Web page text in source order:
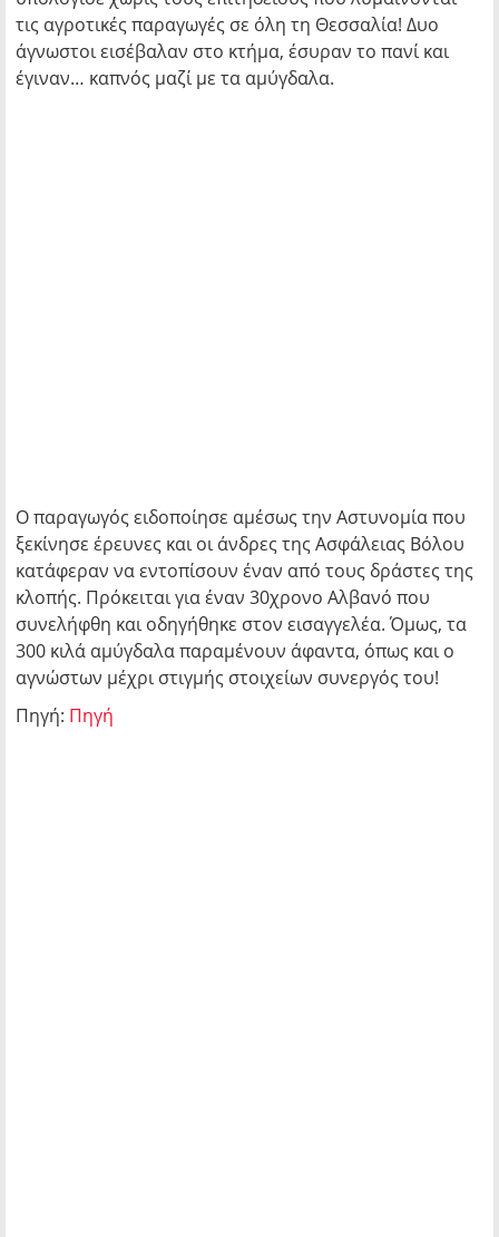
τις αγροτικές παραγωγές σε όλη τη Θεσσαλία! Δυο
άγνωστοι εισέβαλαν στο κτήμα, έσυραν το πανί και
έγιναν… καπνός μαζί με τα αμύγδαλα.
Ο παραγωγός ειδοποίησε αμέσως την Αστυνομία που
ξεκίνησε έρευνες και οι άνδρες της Ασφάλειας Βόλου
κατάφεραν να εντοπίσουν έναν από τους δράστες της
κλοπής. Πρόκειται για έναν 30χρονο Αλβανό που
συνελήφθη και οδηγήθηκε στον εισαγγελέα. Όμως, τα
300 κιλά αμύγδαλα παραμένουν άφαντα, όπως και ο
αγνώστων μέχρι στιγμής στοιχείων συνεργός του!
Πηγή: Πηγή